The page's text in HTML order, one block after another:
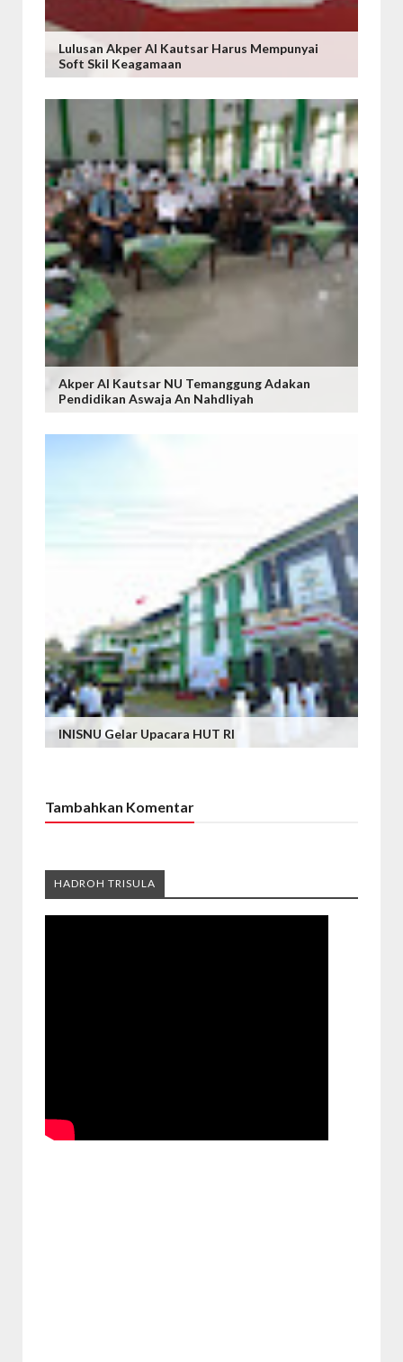
Lulusan Akper Al Kautsar Harus Mempunyai
Soft Skil Keagamaan
Akper Al Kautsar NU Temanggung Adakan
Pendidikan Aswaja An Nahdliyah
INISNU Gelar Upacara HUT RI
Tambahkan Komentar
HADROH TRISULA